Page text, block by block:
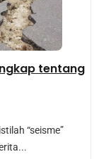
tentang
“seisme”